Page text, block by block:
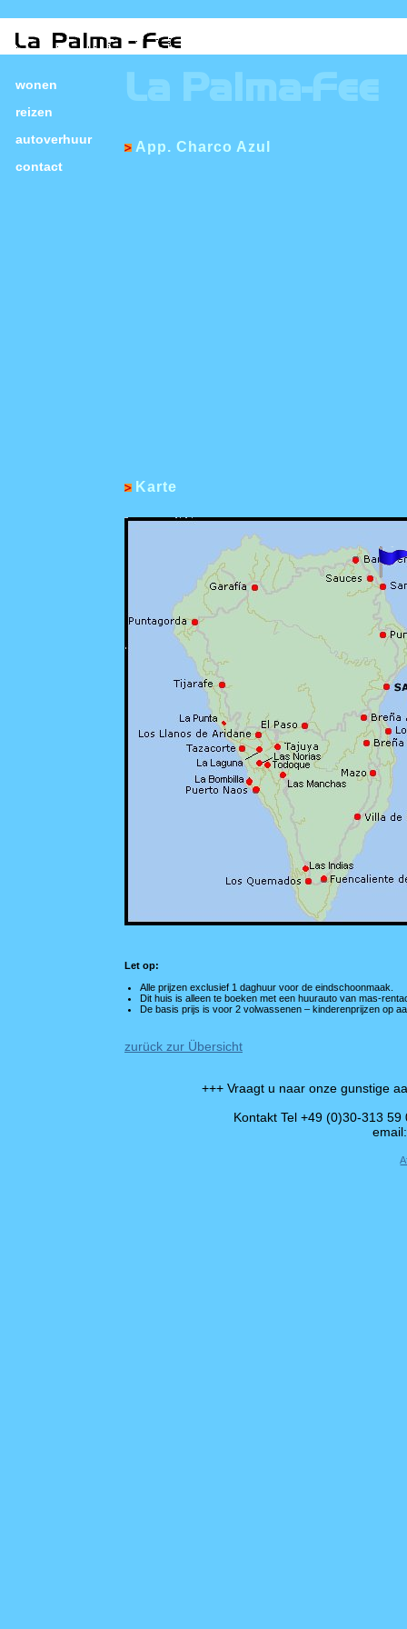
wonen
reizen
autoverhuur
contact
La Palma-Fee
App. Charco Azul
Karte
Let op:
Alle prijzen exclusief 1 daghuur voor de eindschoonmaak.
Dit huis is alleen te boeken met een huurauto van mas-
De basis prijs is voor 2 volwassenen – kinderenprijzen op
zurück zur Übersicht
+++ Vraagt u naar onze gunstige
Kontakt Tel +49 (0)30-313